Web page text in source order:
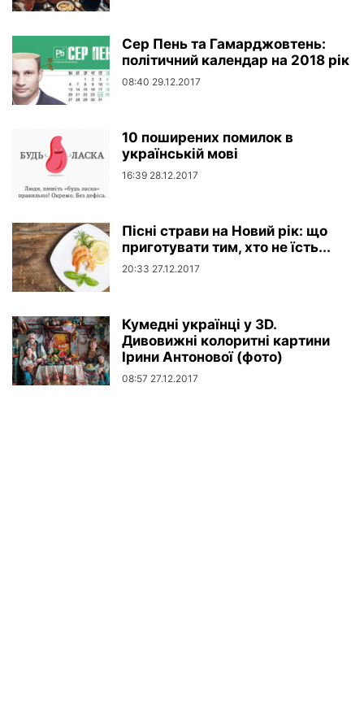
Сер Пень та Гамарджовтень:
політичний календар на 2018 рік
08:40 29.12.2017
10 поширених помилок в
українській мові
16:39 28.12.2017
Пісні страви на Новий рік: що
приготувати тим, хто не їсть...
20:33 27.12.2017
Кумедні українці у 3D.
Дивовижні колоритні картини
Ірини Антонової (фото)
08:57 27.12.2017